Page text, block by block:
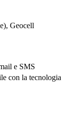
Geocell
e SMS
con la tecnologia